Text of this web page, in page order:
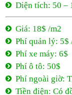
Diện tích: 50 –
Giá: 18$ /m2
Phí quản lý: 5$
Phí xe máy: 6$
Phí ô tô: 50$
Phí ngoài giờ:
Tiền điện: Có